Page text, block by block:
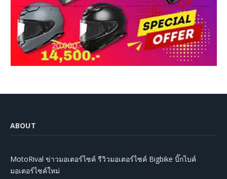
ABOUT
MotoRival ข่าวมอเตอร์ไซค์ รีวิวมอเตอร์ไซค์ Bigbike บิ๊กไบค์
มอเตอร์ไซค์ใหม่